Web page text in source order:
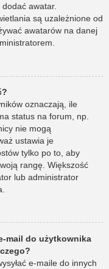
awatar.
są uzależnione od
awatarów na danej
oznaczają, ile
status na forum, np.
nie mogą
ustawia je
tylko po to, aby
rangę. Większość
lub administrator
mail do użytkownika
e-maile do innych